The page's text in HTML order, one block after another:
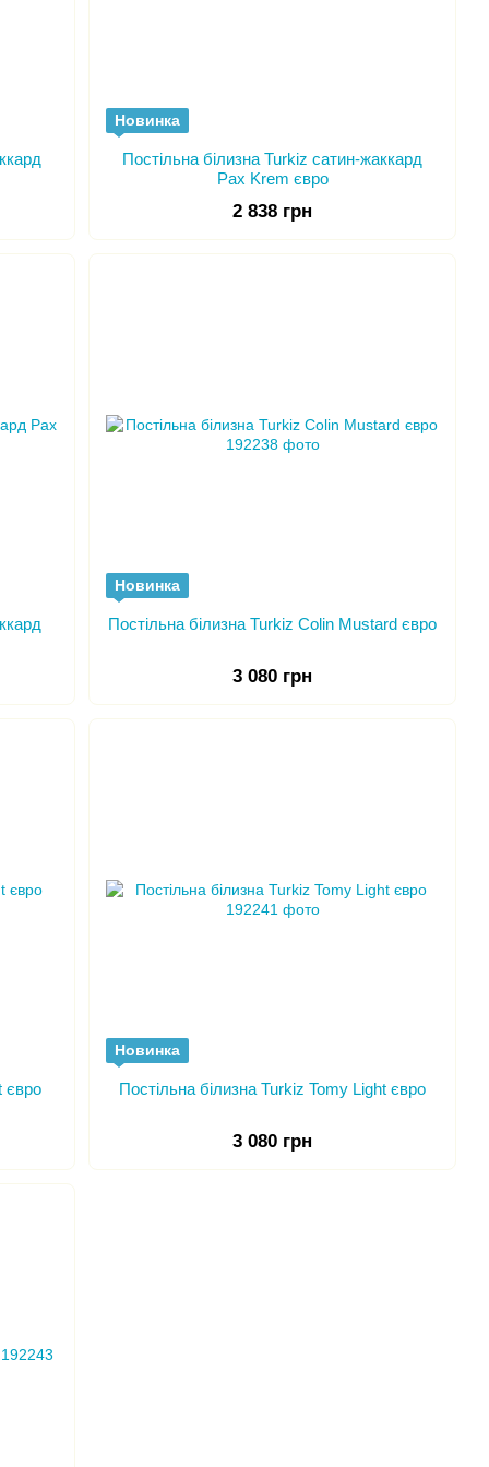
Новинка
Постільна білизна Turkiz сатин-жаккард
Pax Krem євро
2 838 грн
Новинка
Постільна білизна Turkiz Colin Mustard євро
3 080 грн
євро
Новинка
Постільна білизна Turkiz Tomy Light євро
3 080 грн